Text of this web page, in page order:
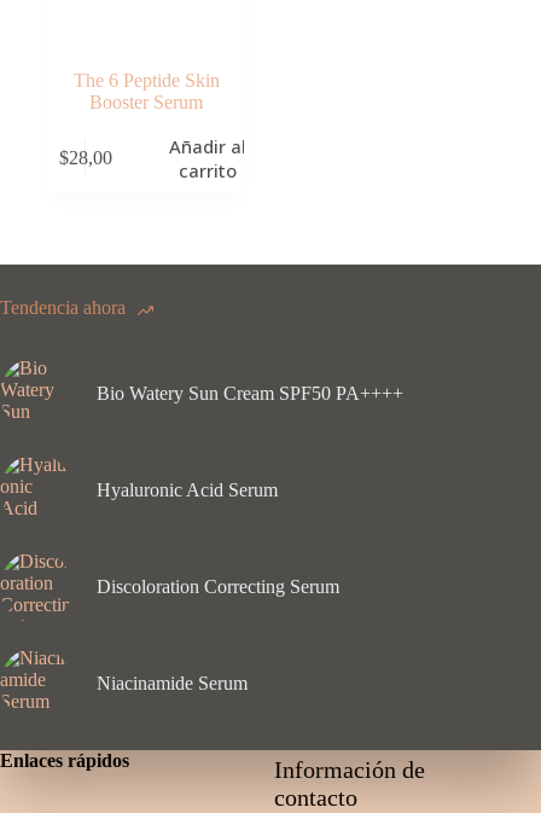
The 6 Peptide Skin
Booster Serum
$28,00
Añadir al
carrito
Tendencia ahora
Bio Watery Sun Cream SPF50 PA++++
Hyaluronic Acid Serum
Discoloration Correcting Serum
Niacinamide Serum
Enlaces rápidos
Información de
contacto